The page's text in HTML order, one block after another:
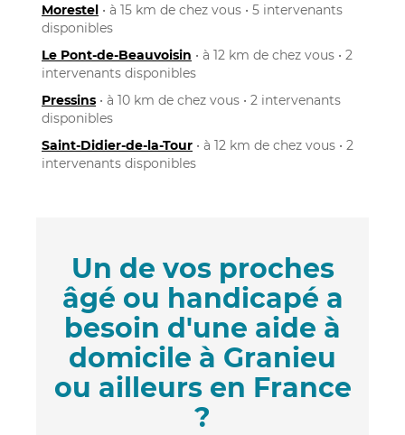
Morestel • à 15 km de chez vous • 5 intervenants
disponibles
Le Pont-de-Beauvoisin • à 12 km de chez vous • 2
intervenants disponibles
Pressins • à 10 km de chez vous • 2 intervenants
disponibles
Saint-Didier-de-la-Tour • à 12 km de chez vous • 2
intervenants disponibles
Un de vos proches
âgé ou handicapé a
besoin d'une aide à
domicile à Granieu
ou ailleurs en France
?